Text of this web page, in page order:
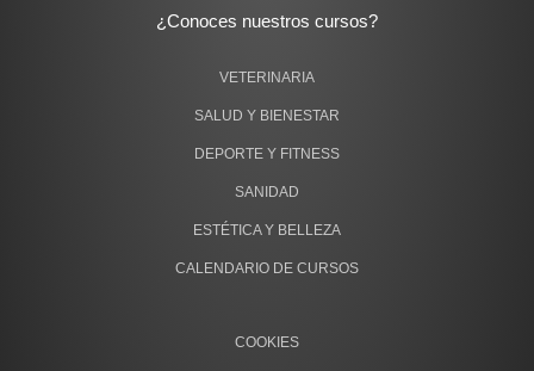
¿Conoces nuestros cursos?
VETERINARIA
SALUD Y BIENESTAR
DEPORTE Y FITNESS
SANIDAD
ESTÉTICA Y BELLEZA
CALENDARIO DE CURSOS
COOKIES